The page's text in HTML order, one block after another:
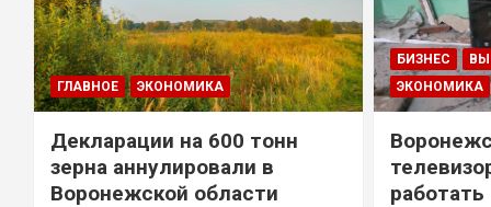
ГЛАВНОЕ ЭКОНОМИКА
Декларации на 600 тонн
зерна аннулировали в
Воронежской области
БИЗНЕС
ЭКОНОМИКА
работать